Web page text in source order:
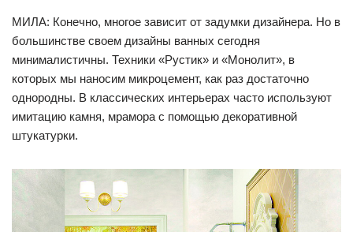
МИЛА: Конечно, многое зависит от задумки дизайнера. Но в
большинстве своем дизайны ванных сегодня
минималистичны. Техники «Рустик» и «Монолит», в
которых мы наносим микроцемент, как раз достаточно
однородны. В классических интерьерах часто используют
имитацию камня, мрамора с помощью декоративной
штукатурки.